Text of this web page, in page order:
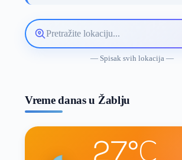
Pretražite
lokaciju
— Spisak svih lokacija —
Vreme danas u Žablju